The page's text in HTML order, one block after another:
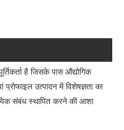
है जिसके पास औद्योगिक
उत्पादन में विशेषज्ञता का
संबंध स्थापित करने की आशा